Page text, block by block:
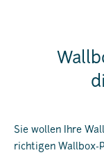
Sie wollen Ihre
richtigen Wallbox-